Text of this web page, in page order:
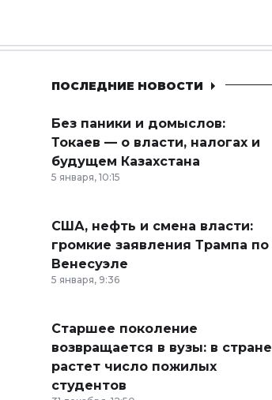
ПОСЛЕДНИЕ НОВОСТИ
Без паники и домыслов:
Токаев — о власти, налогах и
будущем Казахстана
5 января, 10:15
США, нефть и смена власти:
громкие заявления Трампа по
Венесуэле
5 января, 9:36
Старшее поколение
возвращается в вузы: в стране
растет число пожилых
студентов